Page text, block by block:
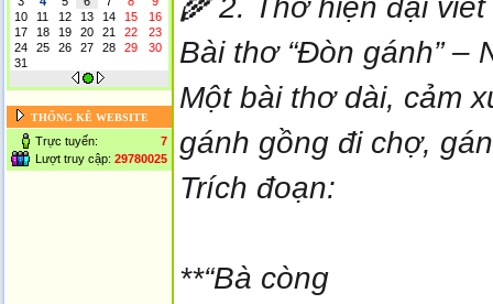
10
11 12 13 14 15
16
17
18 19 20 21 22
23
24
25 26 27 28 29
30
31
THỐNG KÊ WEBSITE
Trực tuyến:
7
Lượt truy cập: 29780025
🌾 2. Thơ hiện đại
Bài thơ “Đòn gánh” –
Một bài thơ dài, cảm
gánh gồng đi chợ,
Trích đoạn:
**“Bà còng